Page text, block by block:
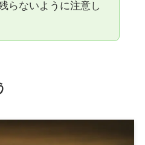
らないように注意し